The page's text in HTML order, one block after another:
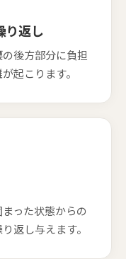
り返し
後方部分に負担
起こります。
った状態からの
返し与えます。